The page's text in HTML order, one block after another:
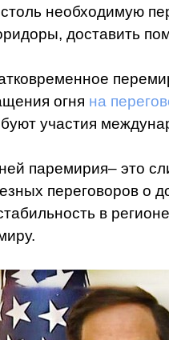
необходимую
доставить
огня на
участия
паремирия– это
переговоров о
в